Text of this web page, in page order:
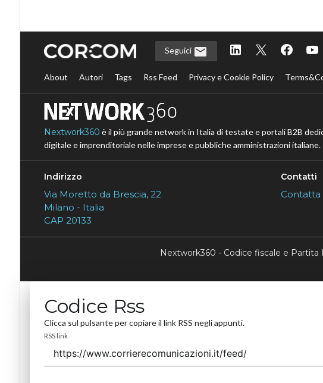
Seguici
About Autori Tags Rss Feed Privacy e Cookie Policy
Nextwork360 è il più grande network in Italia di testate e portali B2B
digitale e imprenditoriale nelle imprese e pubbliche amministrazioni italiane.
Indirizzo
Via Moretto da Brescia, 22
Milano - Italia
CAP 20133
Contatti
Contatta
Nextwork360 - Codice fiscale e Partita
Codice Rss
Clicca sul pulsante per copiare il link RSS negli appunti.
RSS link